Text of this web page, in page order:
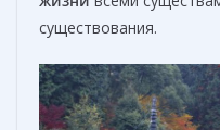
существования.